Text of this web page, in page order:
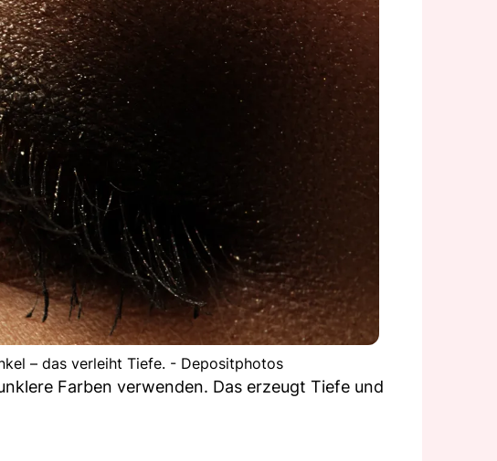
– das verleiht Tiefe. - Depositphotos
Farben verwenden. Das erzeugt Tiefe und